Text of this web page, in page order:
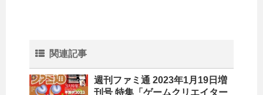
関連記事
週刊ファミ通 2023年1月19日増
刊号 特集「ゲームクリエイター